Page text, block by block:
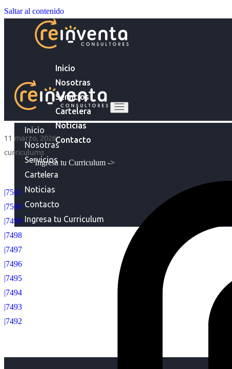
Saltar al contenido
Inicio
Nosotras
Servicios
Cartelera
Noticias
Contacto
Ingresa tu Curriculum ->
Inicio
Nosotras
Servicios
Cartelera
Noticias
Contacto
Ingresa tu Curriculum
11 marzo, 2026
curriculums
|7501
|7500
|7499
|7498
|7497
|7496
|7495
|7494
|7493
|7492